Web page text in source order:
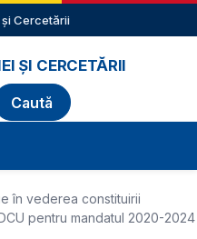
Cercetării
ȘI CERCETĂRII
în vederea constituirii
pentru mandatul 2020-2024